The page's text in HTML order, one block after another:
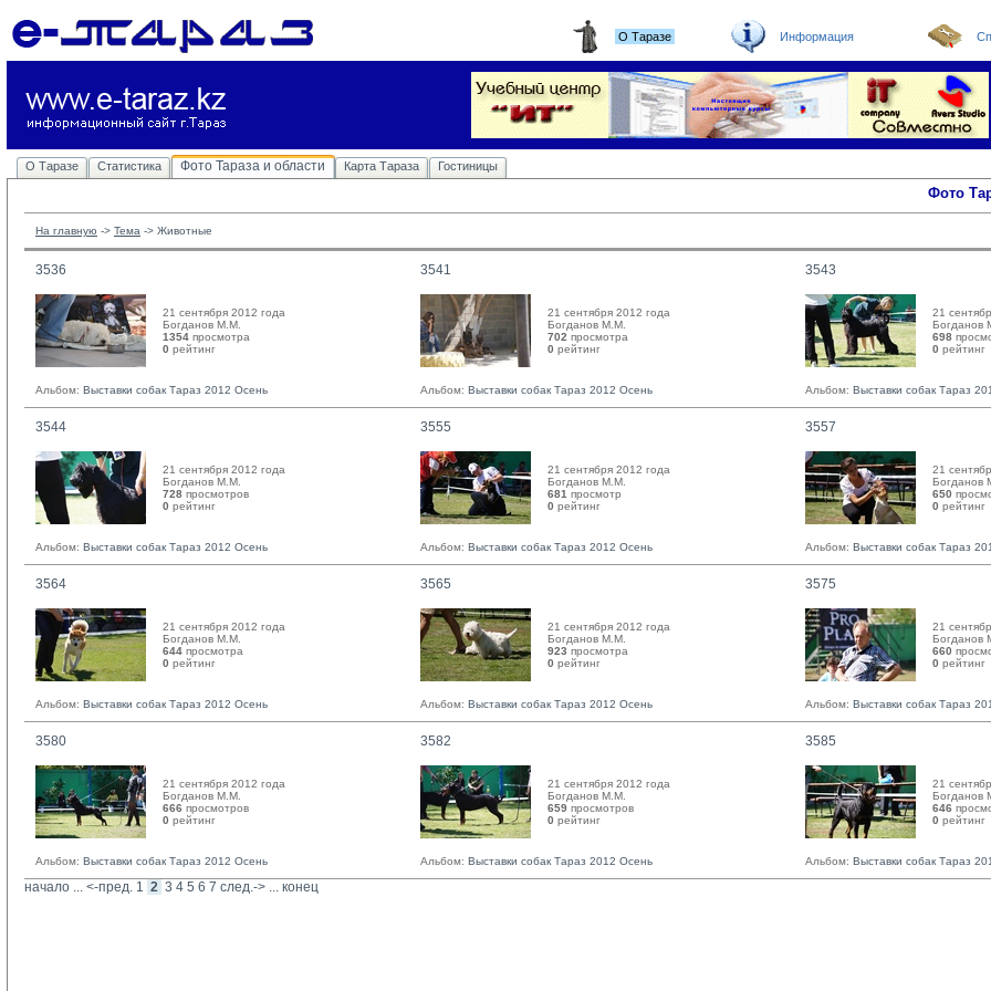
О Таразе Информация
О Таразе Статистика Фото Тараза и области Карта Тараза Гостиницы
Фото
На главную -> Тема -> Животные
3536
21 сентября 2012 года
Богданов М.М.
1354 просмотра
0 рейтинг
Альбом: Выставки собак Тараз 2012 Осень
3541
21 сентября 2012 года
Богданов М.М.
702 просмотра
0 рейтинг
Альбом: Выставки собак Тараз 2012 Осень
3543
21
Богданов
698
0 рейтинг
Альбом: Выставки собак Тараз
3544
21 сентября 2012 года
Богданов М.М.
728 просмотров
0 рейтинг
Альбом: Выставки собак Тараз 2012 Осень
3555
21 сентября 2012 года
Богданов М.М.
681 просмотр
0 рейтинг
Альбом: Выставки собак Тараз 2012 Осень
3557
21
Богданов
650
0 рейтинг
Альбом: Выставки собак Тараз
3564
21 сентября 2012 года
Богданов М.М.
644 просмотра
0 рейтинг
Альбом: Выставки собак Тараз 2012 Осень
3565
21 сентября 2012 года
Богданов М.М.
923 просмотра
0 рейтинг
Альбом: Выставки собак Тараз 2012 Осень
3575
21
Богданов
660
0 рейтинг
Альбом: Выставки собак Тараз
3580
21 сентября 2012 года
Богданов М.М.
666 просмотров
0 рейтинг
Альбом: Выставки собак Тараз 2012 Осень
3582
21 сентября 2012 года
Богданов М.М.
659 просмотров
0 рейтинг
Альбом: Выставки собак Тараз 2012 Осень
3585
21
Богданов
646
0 рейтинг
Альбом: Выставки собак Тараз
начало ... <-пред. 1 2 3 4 5 6 7 след.-> ... конец